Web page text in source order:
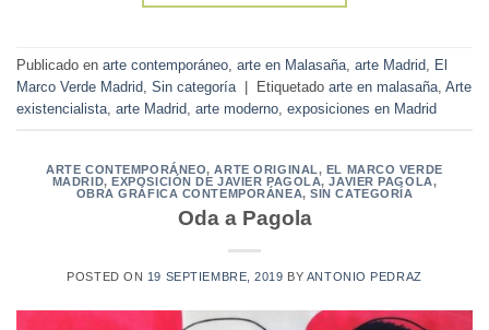
Publicado en arte contemporáneo, arte en Malasaña, arte Madrid, El
Marco Verde Madrid, Sin categoría Etiquetado arte en malasaña, Arte
existencialista, arte Madrid, arte moderno, exposiciones en Madrid
ARTE CONTEMPORÁNEO,ARTE ORIGINAL, EL MARCO VERDE
MADRID,EXPOSICIÓN DE JAVIER PAGOLA,JAVIER PAGOLA,
OBRA GRÁFICA CONTEMPORÁNEA,SIN CATEGORÍA
Oda a Pagola
POSTED ON 19 SEPTIEMBRE, 2019 BY ANTONIO PEDRAZ